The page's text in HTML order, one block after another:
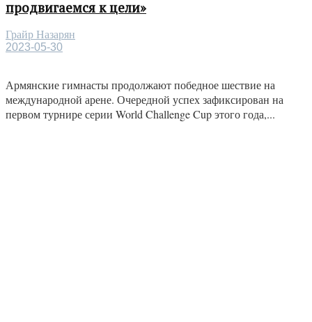
продвигаемся к цели»
Грайр Назарян
2023-05-30
Армянские гимнасты продолжают победное шествие на
международной арене. Очередной успех зафиксирован на
первом турнире серии World Challenge Cup этого года,...